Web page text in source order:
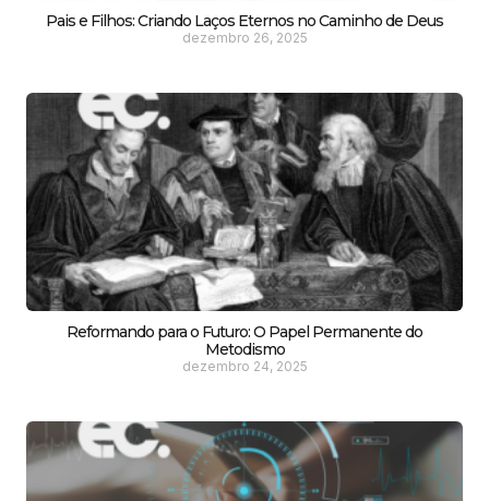
Pais e Filhos: Criando Laços Eternos no Caminho de Deus
dezembro 26, 2025
Reformando para o Futuro: O Papel Permanente do
Metodismo
dezembro 24, 2025